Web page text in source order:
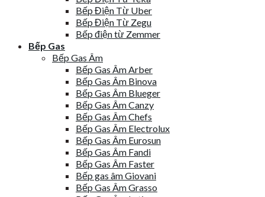
Bếp Điện Từ Uber
Bếp Điện Từ Zegu
Bếp điện từ Zemmer
Bếp Gas
Bếp Gas Âm
Bếp Gas Âm Arber
Bếp Gas Âm Binova
Bếp Gas Âm Blueger
Bếp Gas Âm Canzy
Bếp Gas Âm Chefs
Bếp Gas Âm Electrolux
Bếp Gas Âm Eurosun
Bếp Gas Âm Fandi
Bếp Gas Âm Faster
Bếp gas âm Giovani
Bếp Gas Âm Grasso